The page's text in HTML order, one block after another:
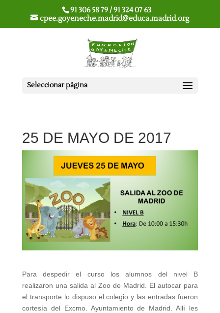
91 306 58 79 / 91 324 07 63
cpee.goyeneche.madrid@educa.madrid.org
Seleccionar página
25 DE MAYO DE 2017
Para despedir el curso los alumnos del nivel B
realizaron una salida al Zoo de Madrid. El autocar para
el transporte lo dispuso el colegio y las entradas fueron
cortesía del Excmo. Ayuntamiento de Madrid. Allí les